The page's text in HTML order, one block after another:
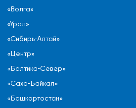
«Волга»
«Урал»
«Сибирь-Алтай»
«Центр»
«Балтика-Север»
«Саха-Байкал»
«Башкортостан»